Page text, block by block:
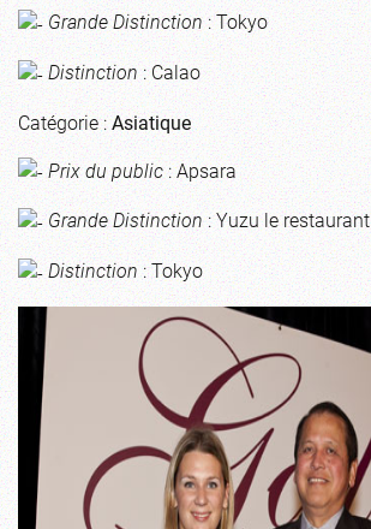
Grande Distinction: Tokyo
Distinction: Calao
Catégorie :Asiatique
Prix du public: Apsara
Grande Distinction: Yuzu le restaurant
Distinction: Tokyo